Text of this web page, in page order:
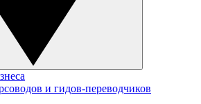
и гидов-переводчиков